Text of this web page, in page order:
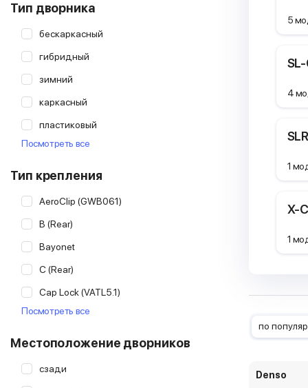
Mercedes-Benz
Osawa
RoadRunner
SWF
Trico
Valeo
Тип дворника
бескаркасный
гибридный
зимний
каркасный
пластиковый
рессорный
Посмотреть все
Тип крепления
AeroClip (GWB061)
B (Rear)
Bayonet
C (Rear)
Cap Lock (VATL5.1)
Claw
Посмотреть все
Местоположение дворников
сзади
5
4
1
X-
1
по
Denso